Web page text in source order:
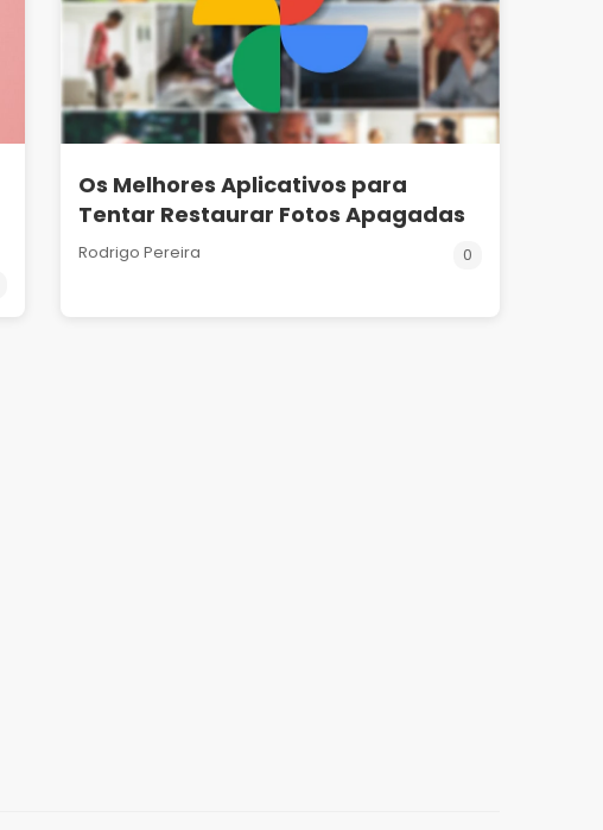
Os Melhores Aplicativos para
Tentar Restaurar Fotos Apagadas
Rodrigo Pereira 0